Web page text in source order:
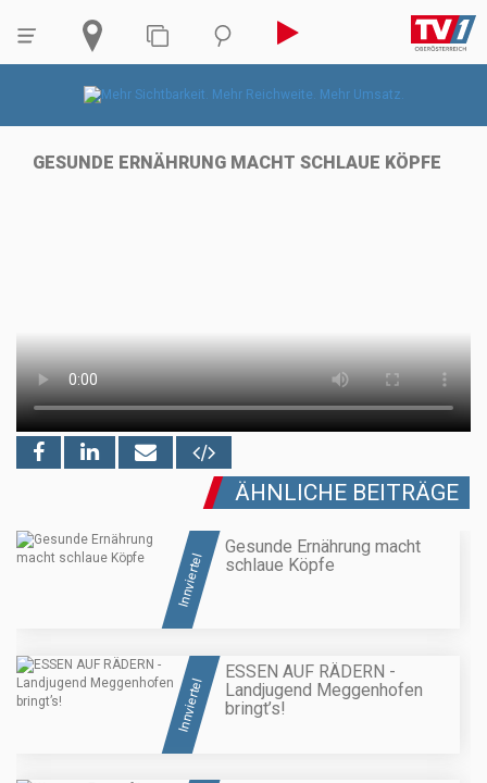
GESUNDE ERNÄHRUNG MACHT SCHLAUE KÖPFE
ÄHNLICHE BEITRÄGE
Innviertel
Gesunde Ernährung macht
schlaue Köpfe
Innviertel
ESSEN AUF RÄDERN -
Landjugend Meggenhofen
bringt’s!